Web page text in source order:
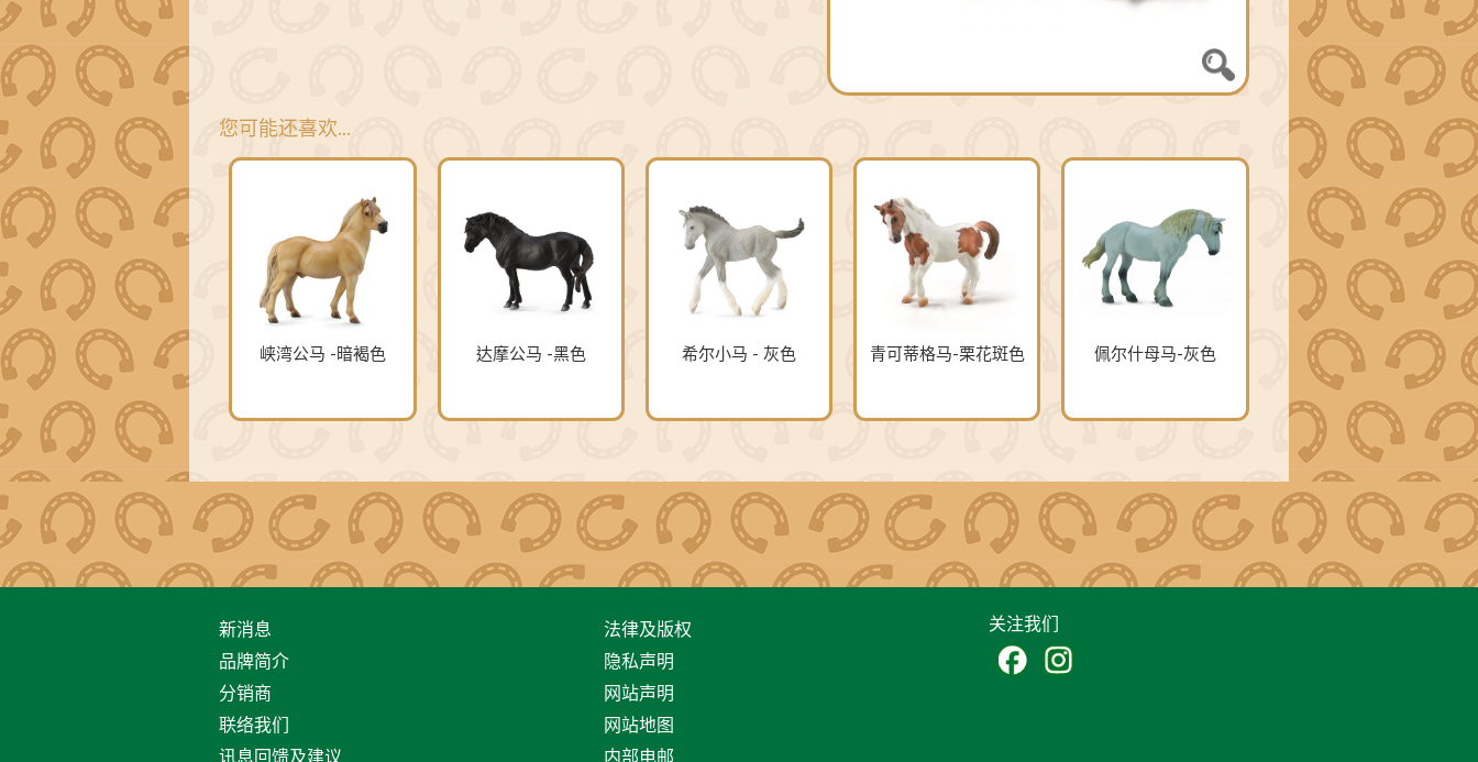
您可能还喜欢…
峡湾公马 -暗褐色 达摩公马 -黑色 希尔小马 - 灰色 青可蒂格马-栗花斑色 佩尔什母马-灰色
新消息
品牌简介
分销商
联络我们
讯息回馈及建议
法律及版权
隐私声明
网站声明
网站地图
内部电邮
关注我们